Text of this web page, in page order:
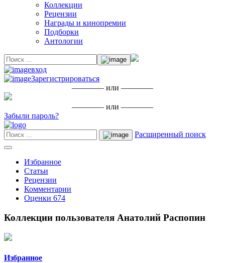
Коллекции
Рецензии
Награды и кинопремии
Подборки
Антологии
вход
Зарегистрироваться
———— или ————
———— или ————
Забыли пароль?
Расширенный поиск
Избранное
Статьи
Рецензии
Комментарии
Оценки 674
Коллекции пользователя Анатолий Распопин
Избранное